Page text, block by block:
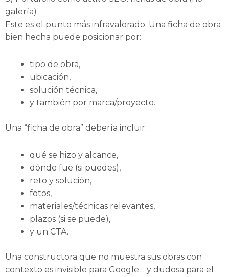
galería)
Este es el punto más infravalorado. Una ficha de obra
bien hecha puede posicionar por:
tipo de obra,
ubicación,
solución técnica,
y también por marca/proyecto.
Una “ficha de obra” debería incluir:
qué se hizo y alcance,
dónde fue (si puedes),
reto y solución,
fotos,
materiales/técnicas relevantes,
plazos (si se puede),
y un CTA.
Una constructora que no muestra sus obras con
contexto es invisible para Google… y dudosa para el